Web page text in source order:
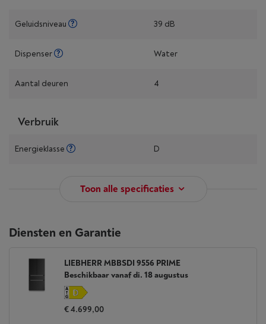
Geluidsniveau 39 dB
Dispenser Water
Aantal deuren 4
Verbruik
Energieklasse D
Toon alle specificaties
Diensten en Garantie
LIEBHERR MBBSDI 9556 PRIME
Beschikbaar vanaf di. 18 augustus
€ 4.699,00